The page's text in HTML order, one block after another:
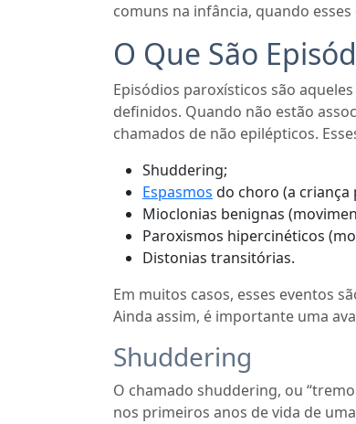
comuns na infância, quando
O Que São
Episódios paroxísticos são
definidos. Quando não estão
chamados de não epilépticos.
Shuddering;
Espasmos do choro (a criança
Mioclonias benignas
Paroxismos hipercinéticos
Distonias transitórias.
Em muitos casos, esses eventos
Ainda assim, é importante uma
Shuddering
O chamado shuddering, ou
nos primeiros anos de vida de